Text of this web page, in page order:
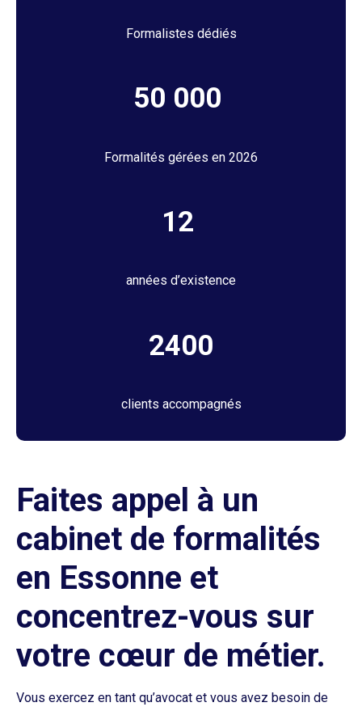
Formalistes dédiés
50 000
Formalités gérées en 2026
12
années d’existence
2400
clients accompagnés
Faites appel à un
cabinet de formalités
en Essonne et
concentrez-vous sur
votre cœur de métier.
Vous exercez en tant qu’avocat et vous avez besoin de